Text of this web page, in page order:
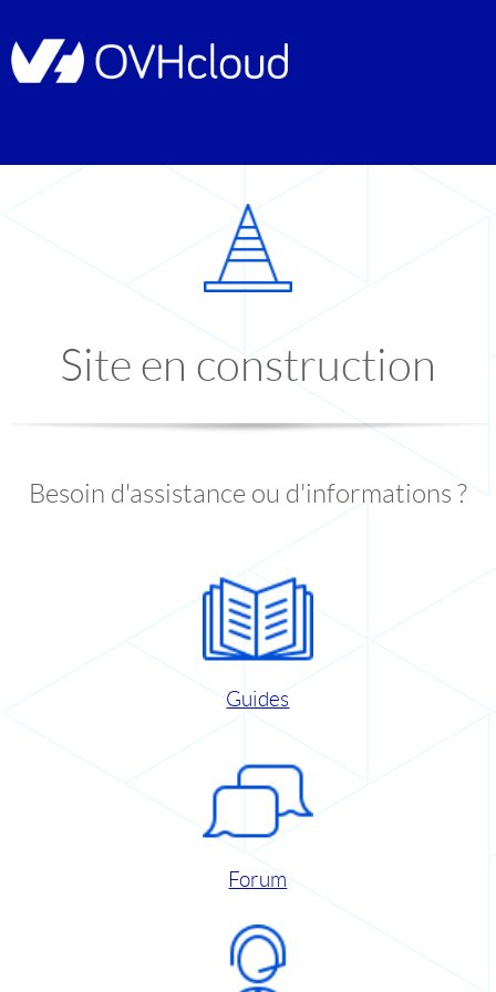
Site en construction
Besoin d'assistance ou d'informations ?
Guides
Forum